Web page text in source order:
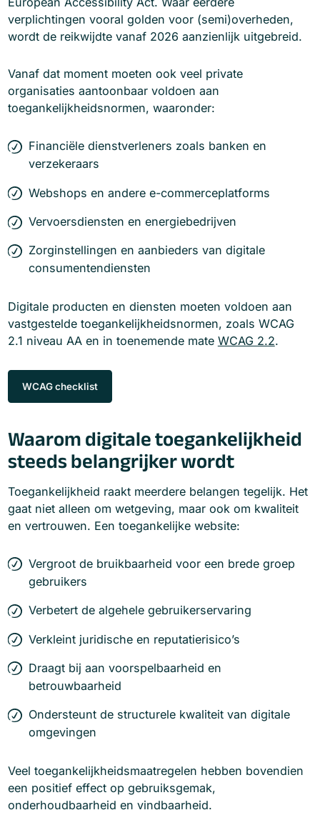
verplichtingen vooral golden voor (semi)overheden,
wordt de reikwijdte vanaf 2026 aanzienlijk uitgebreid.
Vanaf dat moment moeten ook veel private
organisaties aantoonbaar voldoen aan
toegankelijkheidsnormen, waaronder:
Financiële dienstverleners zoals banken en
verzekeraars
Webshops en andere e-commerceplatforms
Vervoersdiensten en energiebedrijven
Zorginstellingen en aanbieders van digitale
consumentendiensten
Digitale producten en diensten moeten voldoen aan
vastgestelde toegankelijkheidsnormen, zoals WCAG
2.1 niveau AA en in toenemende mate WCAG 2.2.
WCAG checklist
Waarom digitale toegankelijkheid
steeds belangrijker wordt
Toegankelijkheid raakt meerdere belangen tegelijk. Het
gaat niet alleen om wetgeving, maar ook om kwaliteit
en vertrouwen. Een toegankelijke website:
Vergroot de bruikbaarheid voor een brede groep
gebruikers
Verbetert de algehele gebruikerservaring
Verkleint juridische en reputatierisico’s
Draagt bij aan voorspelbaarheid en
betrouwbaarheid
Ondersteunt de structurele kwaliteit van digitale
omgevingen
Veel toegankelijkheidsmaatregelen hebben bovendien
een positief effect op gebruiksgemak,
onderhoudbaarheid en vindbaarheid.